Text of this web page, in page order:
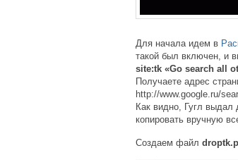
Для начала идем в
такой был включен, и
site:tk «Go search all
Получаете адрес
http://www.google.ru/
Как видно, Гугл выдал
копировать вручную
Создаем файл